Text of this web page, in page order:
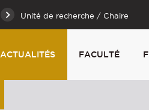
Unité de recherche / Chaire
ACTUALITÉS FACULTÉ